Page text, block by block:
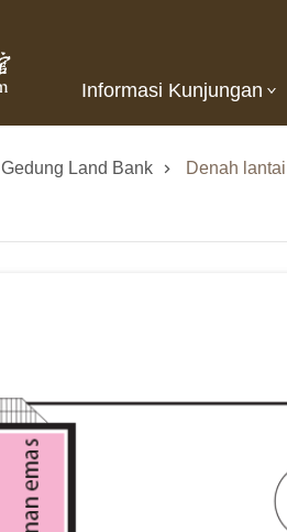
Informasi Kunjungan
Gedung Land Bank Denah lantai